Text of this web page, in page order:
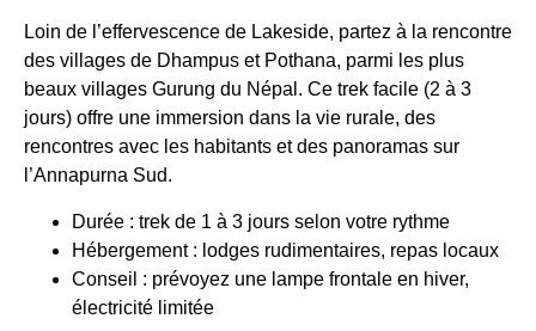
Loin de l’effervescence de Lakeside, partez à la rencontre
des villages de Dhampus et Pothana, parmi les plus
beaux villages Gurung du Népal. Ce trek facile (2 à 3
jours) offre une immersion dans la vie rurale, des
rencontres avec les habitants et des panoramas sur
l’Annapurna Sud.
Durée : trek de 1 à 3 jours selon votre rythme
Hébergement : lodges rudimentaires, repas locaux
Conseil : prévoyez une lampe frontale en hiver,
électricité limitée